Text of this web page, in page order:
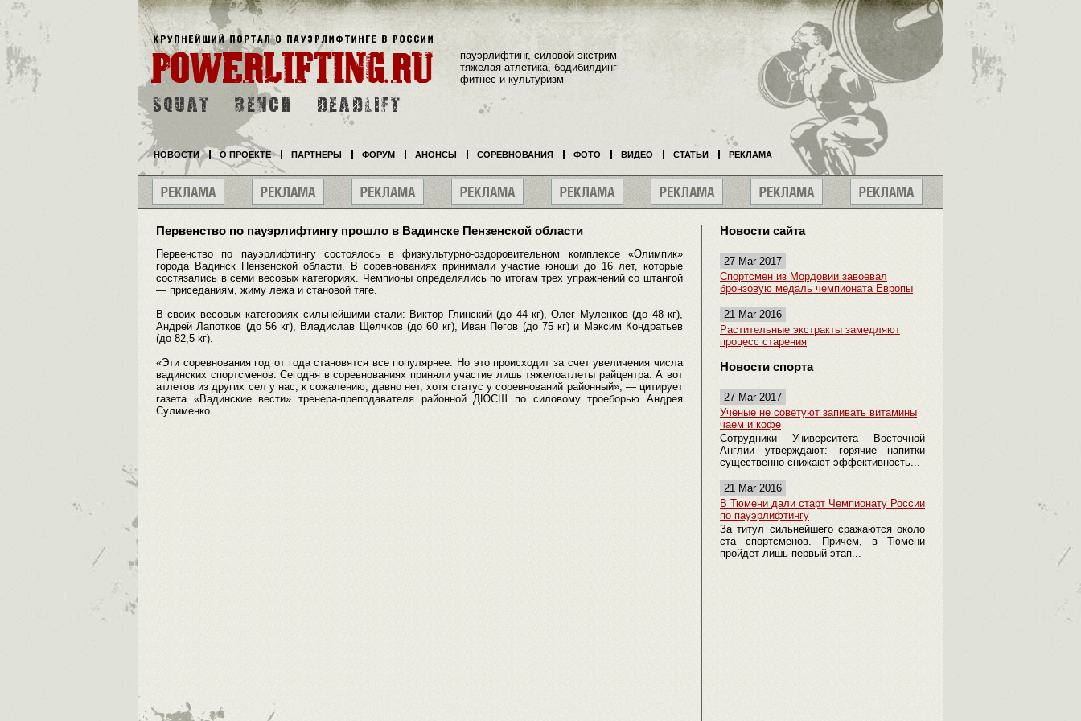
Первенство по пауэрлифтингу прошло в Вадинске Пензенской области
Первенство по пауэрлифтингу состоялось в физкультурно-оздоровительном комплексе «Олимпик»
города Вадинск Пензенской области. В соревнованиях принимали участие юноши до 16 лет, которые
состязались в семи весовых категориях. Чемпионы определялись по итогам трех упражнений со штангой
— приседаниям, жиму лежа и становой тяге.
В своих весовых категориях сильнейшими стали: Виктор Глинский (до 44 кг), Олег Муленков (до 48 кг),
Андрей Лапотков (до 56 кг), Владислав Щелчков (до 60 кг), Иван Пегов (до 75 кг) и Максим Кондратьев
(до 82,5 кг).
«Эти соревнования год от года становятся все популярнее. Но это происходит за счет увеличения числа
вадинских спортсменов. Сегодня в соревнованиях приняли участие лишь тяжелоатлеты райцентра. А вот
атлетов из других сел у нас, к сожалению, давно нет, хотя статус у соревнований районный», — цитирует
газета «Вадинские вести» тренера-преподавателя районной ДЮСШ по силовому троеборью Андрея
Сулименко.
Новости сайта
27 Mar 2017
Спортсмен из Мордовии завоевал
бронзовую медаль чемпионата Европы
21 Mar 2016
Растительные экстракты замедляют
процесс старения
Новости спорта
27 Mar 2017
Ученые не советуют запивать витамины
чаем и кофе
Сотрудники Университета Восточной
Англии утверждают: горячие напитки
существенно снижают эффективность...
21 Mar 2016
В Тюмени дали старт Чемпионату России
по пауэрлифтингу
За титул сильнейшего сражаются около
ста спортсменов. Причем, в Тюмени
пройдет лишь первый этап...
пауэрлифтинг, силовой экстрим
тяжелая атлетика, бодибилдинг
фитнес и культуризм
НОВОСТИ О ПРОЕКТЕ ПАРТНЕРЫ ФОРУМ АНОНСЫ СОРЕВНОВАНИЯ ФОТО ВИДЕО СТАТЬИ РЕКЛАМА